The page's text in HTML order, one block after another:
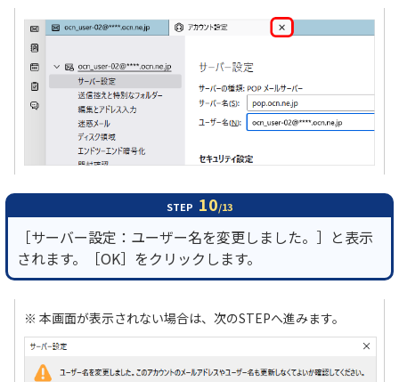
STEP 10/13
［サーバー設定：ユーザー名を変更しました。］と表示
されます。［OK］をクリックします。
※ 本画面が表示されない場合は、次のSTEPへ進みます。